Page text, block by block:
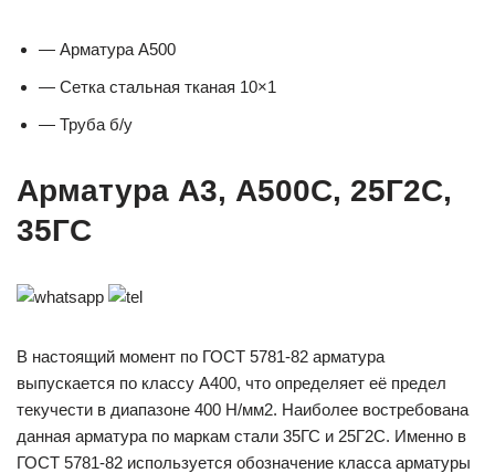
— Арматура А500
— Cетка стальная тканая 10×1
— Труба б/у
Арматура А3, А500С, 25Г2С,
35ГС
В настоящий момент по ГОСТ 5781-82 арматура
выпускается по классу А400, что определяет её предел
текучести в диапазоне 400 Н/мм2. Наиболее востребована
данная арматура по маркам стали 35ГС и 25Г2С. Именно в
ГОСТ 5781-82 используется обозначение класса арматуры